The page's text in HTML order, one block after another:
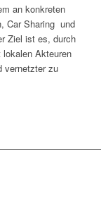
an konkreten
Car Sharing und
Ziel ist es, durch
Akteuren
vernetzter zu